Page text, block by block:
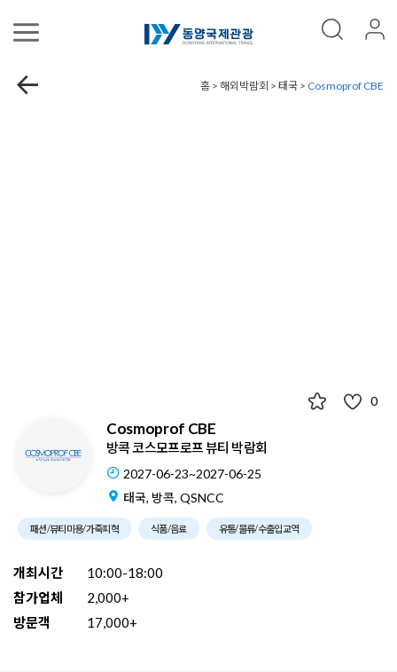
홈 > 해외박람회 > 태국 > Cosmoprof CBE
0
Cosmoprof CBE
방콕 코스모프로프 뷰티 박람회
2027-06-23~2027-06-25
태국, 방콕, QSNCC
패션/뷰티미용/가죽피혁 식품/음료 유통/물류/수출입교역
개최시간
10:00-18:00
참가업체
2,000+
방문객
17,000+